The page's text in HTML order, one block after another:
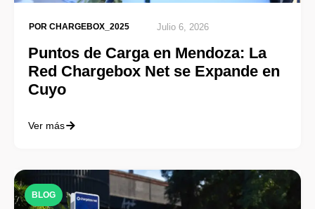
POR CHARGEBOX_2025 Julio 6, 2026
Puntos de Carga en Mendoza: La
Red Chargebox Net se Expande en
Cuyo
Ver más
BLOG